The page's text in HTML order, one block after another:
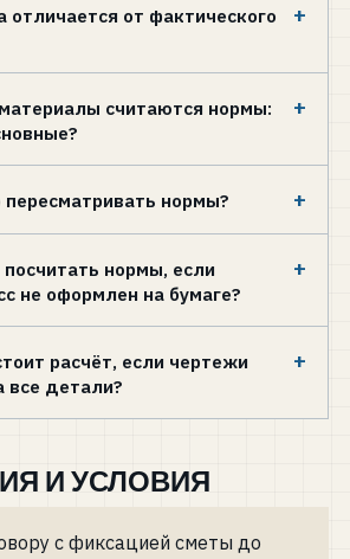
отличается от фактического
+
считаются нормы:
+
пересматривать нормы? +
нормы, если
не оформлен на бумаге?
+
расчёт, если чертежи
все детали?
+
И УСЛОВИЯ
с фиксацией сметы до